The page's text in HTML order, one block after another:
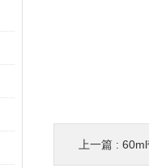
上一篇 : 60ml带